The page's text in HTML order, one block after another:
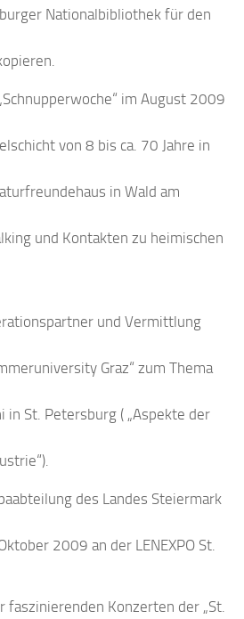
Nationalbibliothek für den
im August 2009
von 8 bis ca. 70 Jahre in
in Wald am
und Kontakten zu heimischen
und Vermittlung
Graz“ zum Thema
in St. Petersburg ( „Aspekte der
des Landes Steiermark
2009 an der LENEXPO St.
faszinierenden Konzerten der „St.